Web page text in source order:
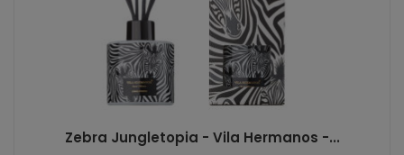
Zebra Jungletopia - Vila Hermanos -...